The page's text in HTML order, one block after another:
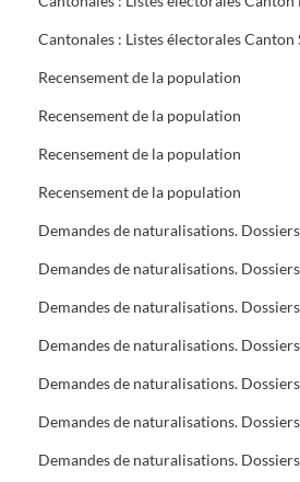
Cantonales : Listes électorales Canton
Recensement de la population
Recensement de la population
Recensement de la population
Recensement de la population